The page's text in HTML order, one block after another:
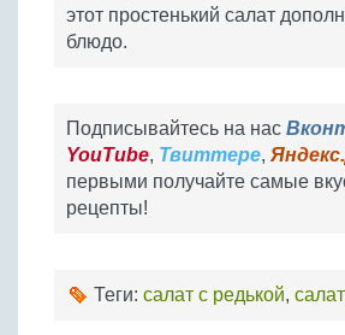
этот простенький салат
блюдо.
Подписывайтесь на нас
YouTube, Твиттере,
первыми получайте самые
рецепты!
Теги: салат с редькой,